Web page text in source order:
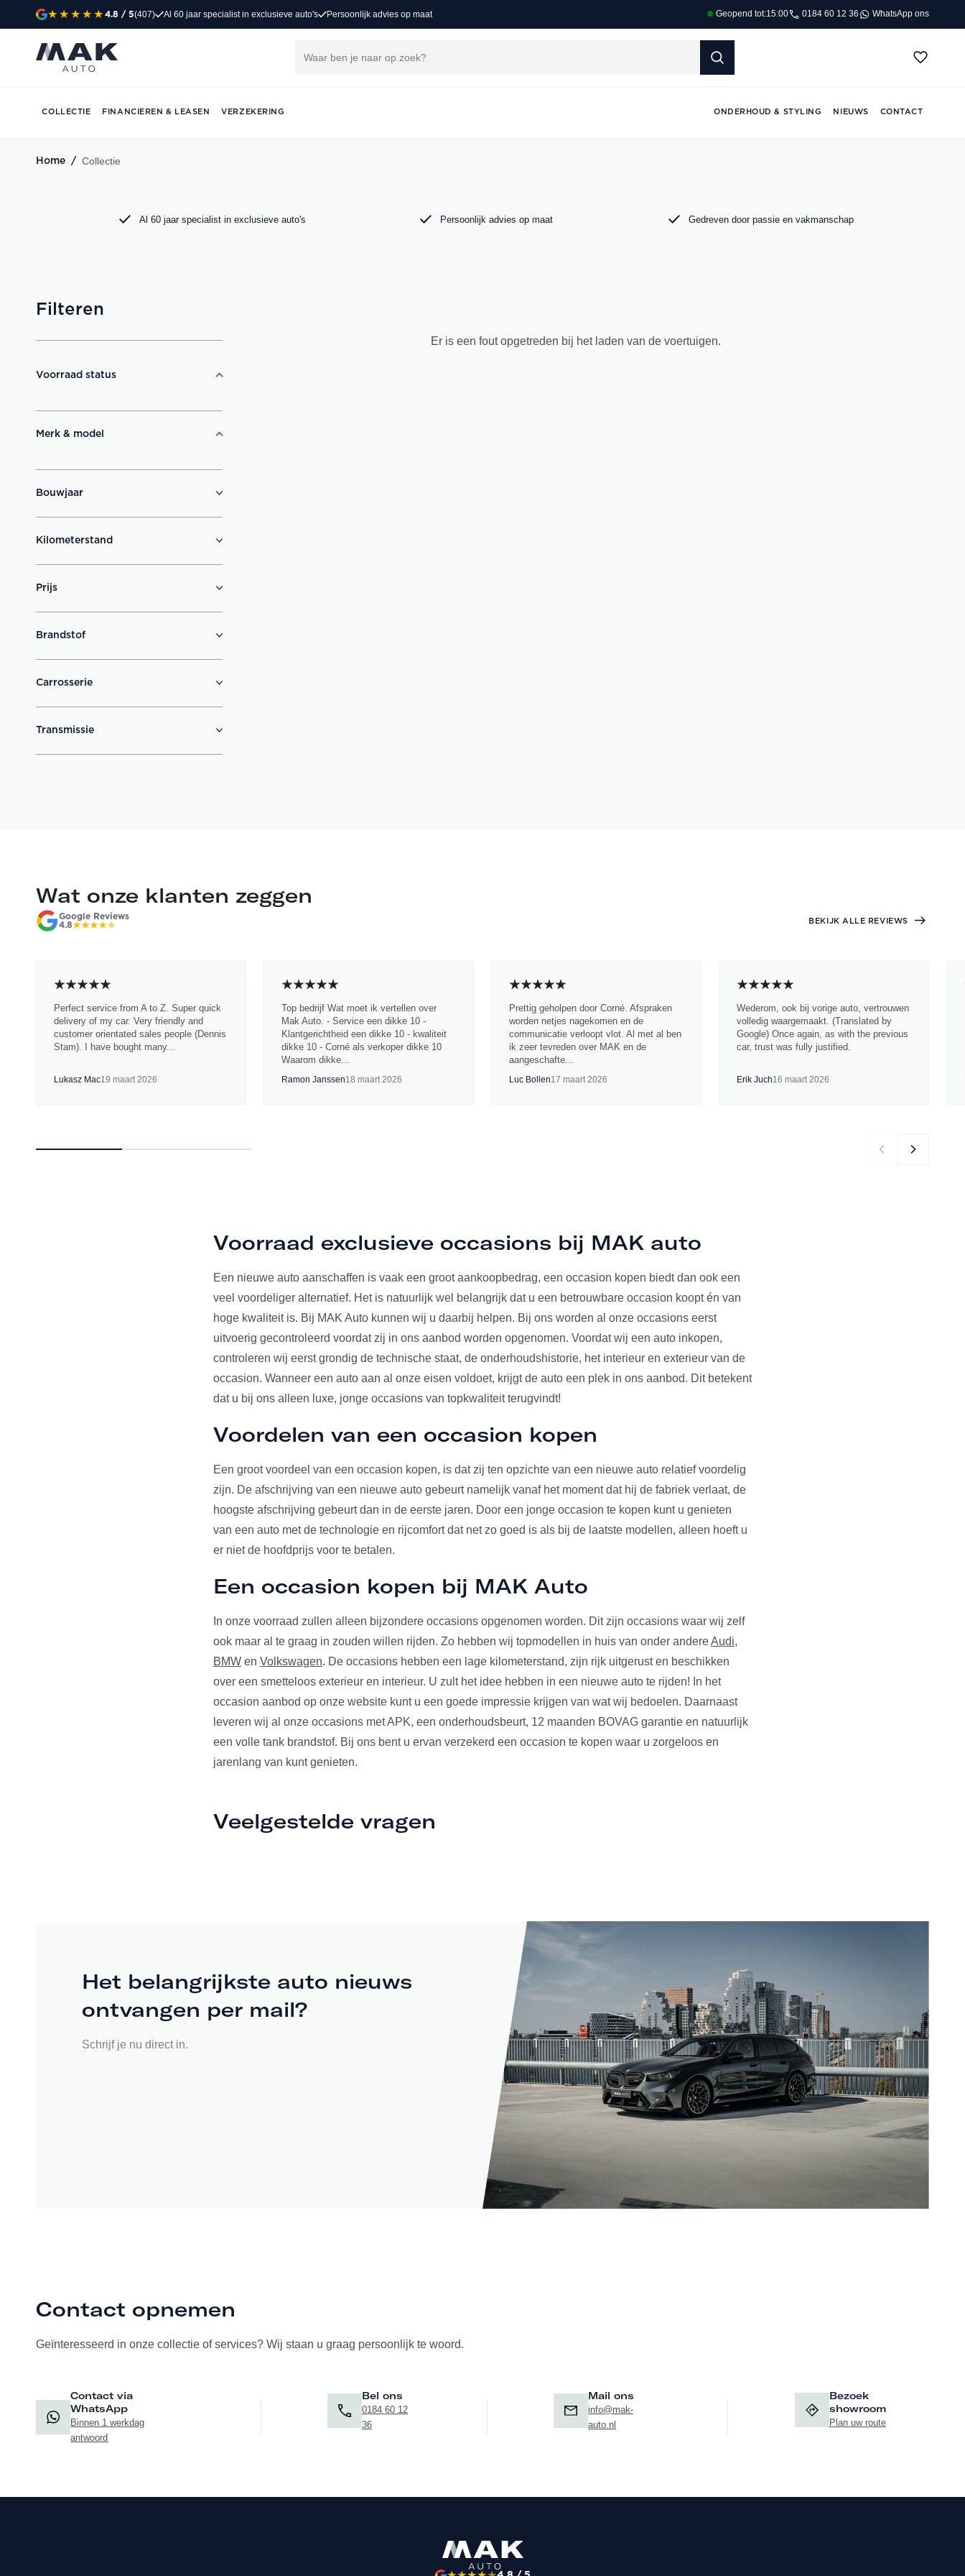
4.8 / 5(407) Al 60 jaar specialist in exclusieve auto's Persoonlijk advies op maat Geopend tot:15:00 0184 60 12 36 WhatsApp ons
COLLECTIE FINANCIEREN & LEASEN VERZEKERING ONDERHOUD & STYLING NIEUWS CONTACT
Home / Collectie
Exclusieve occasions
Jong gebruikt, grondig gecontroleerd en klaar voor een nieuw avontuur. Ontdek onze collectie
Al 60 jaar specialist in exclusieve auto's Persoonlijk advies op maat Gedreven door passie en vakmanschap
Filteren
Voorraad status
Merk & model
Bouwjaar
Kilometerstand
Prijs
Brandstof
Carrosserie
Transmissie
Er is een fout opgetreden bij het laden van de voertuigen.
Wat onze klanten zeggen
Google Reviews
4.8
BEKIJK ALLE REVIEWS
Perfect service from A to Z. Super quick
delivery of my car. Very friendly and
customer orientated sales people (Dennis
Stam). I have bought many...
Lukasz Mac19 maart 2026
Top bedrijf Wat moet ik vertellen over
Mak Auto. - Service een dikke 10 -
Klantgerichtheid een dikke 10 - kwaliteit
dikke 10 - Corné als verkoper dikke 10
Waarom dikke...
Ramon Janssen18 maart 2026
Prettig geholpen door Corné. Afspraken
worden netjes nagekomen en de
communicatie verloopt vlot. Al met al ben
ik zeer tevreden over MAK en de
aangeschafte...
Luc Bollen17 maart 2026
Wederom, ook bij vorige auto, vertrouwen
volledig waargemaakt. (Translated by
Google) Once again, as with the previous
car, trust was fully justified.
Erik Juch16 maart 2026
Voorraad exclusieve occasions bij MAK auto
Een nieuwe auto aanschaffen is vaak een groot aankoopbedrag, een occasion kopen biedt dan ook een
veel voordeliger alternatief. Het is natuurlijk wel belangrijk dat u een betrouwbare occasion koopt én van
hoge kwaliteit is. Bij MAK Auto kunnen wij u daarbij helpen. Bij ons worden al onze occasions eerst
uitvoerig gecontroleerd voordat zij in ons aanbod worden opgenomen. Voordat wij een auto inkopen,
controleren wij eerst grondig de technische staat, de onderhoudshistorie, het interieur en exterieur van de
occasion. Wanneer een auto aan al onze eisen voldoet, krijgt de auto een plek in ons aanbod. Dit betekent
dat u bij ons alleen luxe, jonge occasions van topkwaliteit terugvindt!
Voordelen van een occasion kopen
Een groot voordeel van een occasion kopen, is dat zij ten opzichte van een nieuwe auto relatief voordelig
zijn. De afschrijving van een nieuwe auto gebeurt namelijk vanaf het moment dat hij de fabriek verlaat, de
hoogste afschrijving gebeurt dan in de eerste jaren. Door een jonge occasion te kopen kunt u genieten
van een auto met de technologie en rijcomfort dat net zo goed is als bij de laatste modellen, alleen hoeft u
er niet de hoofdprijs voor te betalen.
Een occasion kopen bij MAK Auto
In onze voorraad zullen alleen bijzondere occasions opgenomen worden. Dit zijn occasions waar wij zelf
ook maar al te graag in zouden willen rijden. Zo hebben wij topmodellen in huis van onder andereAudi,
BMW en Volkswagen. De occasions hebben een lage kilometerstand, zijn rijk uitgerust en beschikken
over een smetteloos exterieur en interieur. U zult het idee hebben in een nieuwe auto te rijden! In het
occasion aanbod op onze website kunt u een goede impressie krijgen van wat wij bedoelen. Daarnaast
leveren wij al onze occasions met APK, een onderhoudsbeurt, 12 maanden BOVAG garantie en natuurlijk
een volle tank brandstof. Bij ons bent u ervan verzekerd een occasion te kopen waar u zorgeloos en
jarenlang van kunt genieten.
Veelgestelde vragen
Het belangrijkste auto nieuws
ontvangen per mail?
Schrijf je nu direct in.
Contact opnemen
Geïnteresseerd in onze collectie of services? Wij staan u graag persoonlijk te woord.
Contact via
WhatsApp
Binnen 1 werkdag
antwoord
Bel ons
0184 60 12
36
Mail ons
info@mak-
auto.nl
Bezoek
showroom
Plan uw route